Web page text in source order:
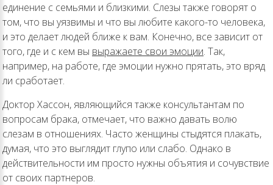
единение с семьями и близкими. Слезы также говорят о
том, что вы уязвимы и что вы любите какого-то человека,
и это делает людей ближе к вам. Конечно, все зависит от
того, где и с кем вы выражаете свои эмоции. Так,
например, на работе, где эмоции нужно прятать, это вряд
ли сработает.
Доктор Хассон, являющийся также консультантам по
вопросам брака, отмечает, что важно давать волю
слезам в отношениях. Часто женщины стыдятся плакать,
думая, что это выглядит глупо или слабо. Однако в
действительности им просто нужны объятия и сочувствие
от своих партнеров.